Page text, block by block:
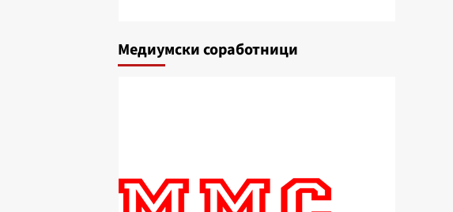
Медиумски соработници